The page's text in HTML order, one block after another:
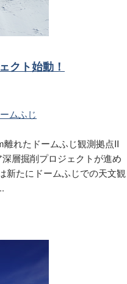
クト始動！
ームふじ
れたドームふじ観測拠点II
層掘削プロジェクトが進め
新たにドームふじでの天文観